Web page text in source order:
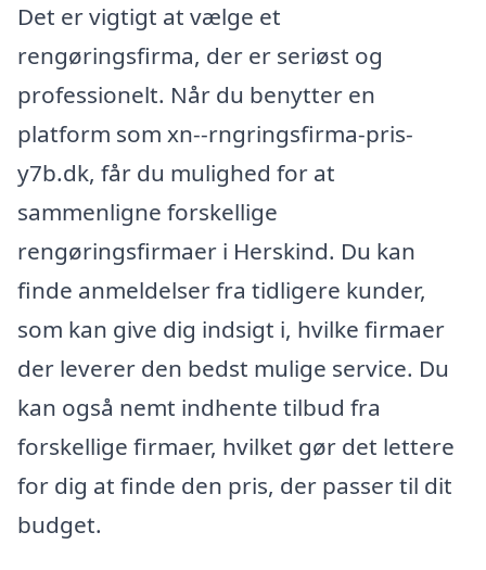
Det er vigtigt at vælge et
rengøringsfirma, der er seriøst og
professionelt. Når du benytter en
platform som xn--rngringsfirma-pris-
y7b.dk, får du mulighed for at
sammenligne forskellige
rengøringsfirmaer i Herskind. Du kan
finde anmeldelser fra tidligere kunder,
som kan give dig indsigt i, hvilke firmaer
der leverer den bedst mulige service. Du
kan også nemt indhente tilbud fra
forskellige firmaer, hvilket gør det lettere
for dig at finde den pris, der passer til dit
budget.